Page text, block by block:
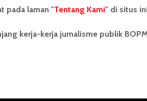
Info Iklan
Pedoman Media Siber
pada laman "Tentang Kami" di situs
kerja-kerja jurnalisme publik